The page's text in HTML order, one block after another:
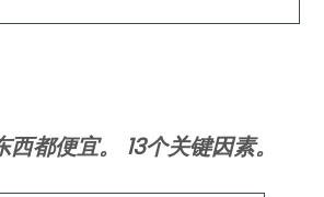
都便宜。 13个关键因素。